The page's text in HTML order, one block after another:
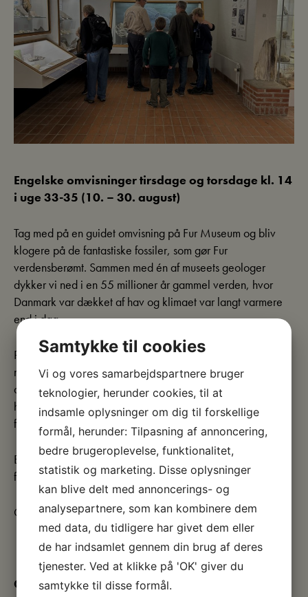
Engelske omvisninger tirsdage og torsdage kl. 14
i uge 33-35 (10. – 30. august)
Tag med på en guidet omvisning på Fur Museum og bliv
klogere på de fantastiske fossiler, som gør Fur
verdensberømt. Sammen med én af museets geologer
dykker vi ned i en 55 millioner år gammel verden, hvor
Danmark var dækket af hav og klimaet var langt varmere
end i dag.
På omvisningen fortæller vi om de enestående fossiler fra
moleret – fisk, fugle, insekter, planter og træer – heriblandt
arter, der ikke kendes fra andre steder i verden. Undervejs
hører du også om vulkanisme, klimaændringer og livet i
fortidens hav.
En spændende og let tilgængelig omvisning for hele
familien – og en oplagt start på en fossiloplevelse på Fur.
Gratis efter betalt entré.
Guided Tours at Fur Museum
Samtykke til cookies
Vi og vores samarbejdspartnere bruger
teknologier, herunder cookies, til at
indsamle oplysninger om dig til forskellige
formål, herunder: Tilpasning af annoncering,
bedre brugeroplevelse, funktionalitet,
statistik og marketing. Disse oplysninger
kan blive delt med annoncerings- og
analysepartnere, som kan kombinere dem
med data, du tidligere har givet dem eller
de har indsamlet gennem din brug af deres
tjenester. Ved at klikke på 'OK' giver du
samtykke til disse formål.